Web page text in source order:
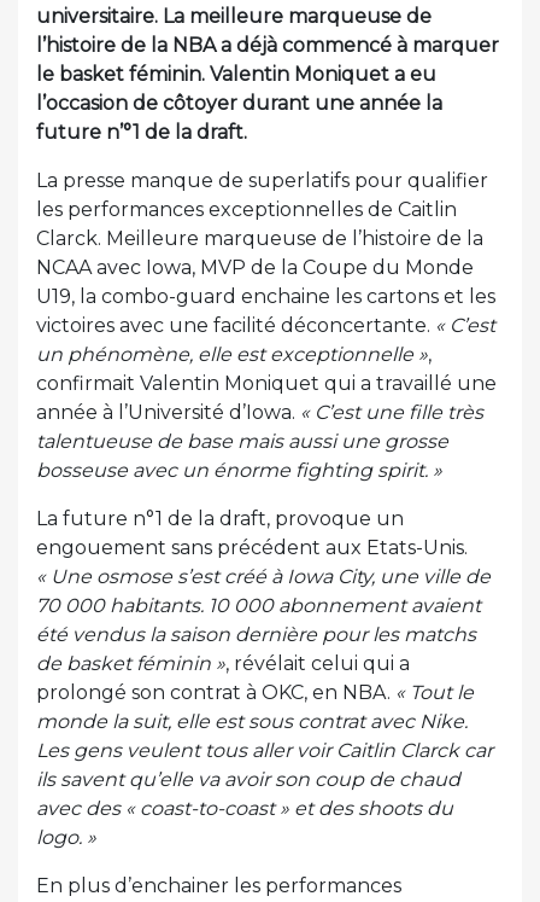
universitaire. La meilleure marqueuse de
l’histoire de la NBA a déjà commencé à marquer
le basket féminin. Valentin Moniquet a eu
l’occasion de côtoyer durant une année la
future n’°1 de la draft.
La presse manque de superlatifs pour qualifier
les performances exceptionnelles de Caitlin
Clarck. Meilleure marqueuse de l’histoire de la
NCAA avec Iowa, MVP de la Coupe du Monde
U19, la combo-guard enchaine les cartons et les
victoires avec une facilité déconcertante. « C’est
un phénomène, elle est exceptionnelle »,
confirmait Valentin Moniquet qui a travaillé une
année à l’Université d’Iowa. « C’est une fille très
talentueuse de base mais aussi une grosse
bosseuse avec un énorme fighting spirit. »
La future n°1 de la draft, provoque un
engouement sans précédent aux Etats-Unis.
« Une osmose s’est créé à Iowa City, une ville de
70 000 habitants. 10 000 abonnement avaient
été vendus la saison dernière pour les matchs
de basket féminin », révélait celui qui a
prolongé son contrat à OKC, en NBA. « Tout le
monde la suit, elle est sous contrat avec Nike.
Les gens veulent tous aller voir Caitlin Clarck car
ils savent qu’elle va avoir son coup de chaud
avec des « coast-to-coast » et des shoots du
logo. »
En plus d’enchainer les performances